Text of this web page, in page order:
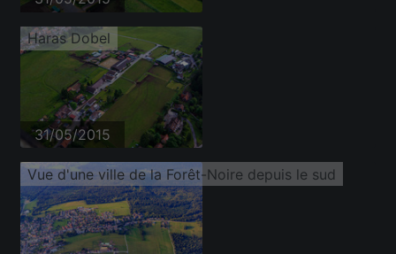
Haras Dobel
31/05/2015
Vue d'une ville de la Forêt-Noire depuis le sud